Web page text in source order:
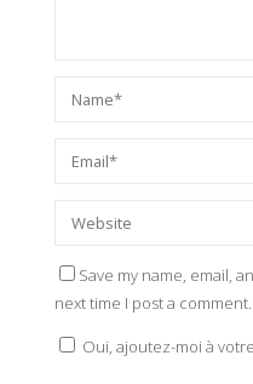
Save my name, email,
next time I post a comment.
Oui, ajoutez-moi à